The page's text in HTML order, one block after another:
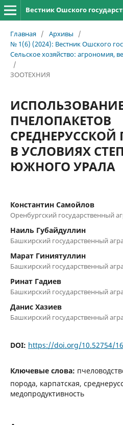
Главная / Архивы
/
№ 1(6) (2024): Вестник Ошского
Сельское хозяйство: агрономия,
/
ЗООТЕХНИЯ
ПЧЕЛОПАКЕТОВ
В УСЛОВИЯХ
ЮЖНОГО УРАЛА
Константин Самойлов
Оренбургский государственный
Наиль Губайдуллин
Башкирский государственный
Марат Гиниятуллин
Башкирский государственный
Ринат Гадиев
Башкирский государственный
Данис Хазиев
Башкирский государственный
DOI: https://doi.org/10.52754/
Ключевые слова:
порода, карпатская,
медопродуктивность